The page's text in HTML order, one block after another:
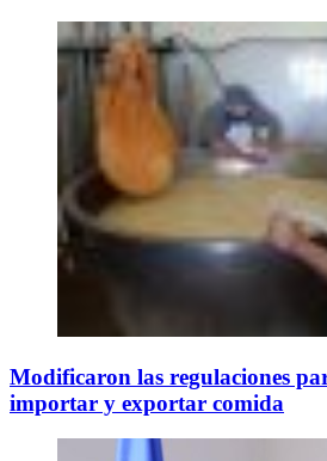
Modificaron las regulaciones
importar y exportar comida